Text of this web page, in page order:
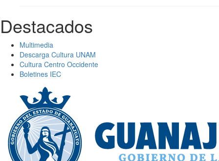
Destacados
Multimedia
Descarga Cultura UNAM
Cultura Centro Occidente
Boletines IEC